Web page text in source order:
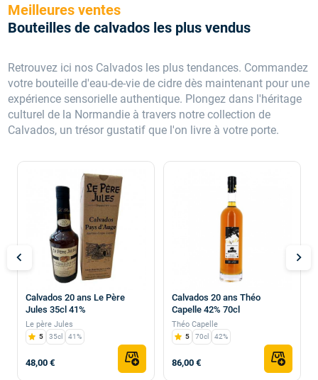
Meilleures ventes
Bouteilles de calvados les plus vendus
Retrouvez ici nos Calvados les plus tendances. Commandez
votre bouteille d'eau-de-vie de cidre dès maintenant pour une
expérience sensorielle authentique. Plongez dans l'héritage
culturel de la Normandie à travers notre collection de
Calvados, un trésor gustatif que l'on livre à votre porte.
Calvados 20 ans Le Père
Jules 35cl 41%
Le père Jules
5 35cl 41%
48,00 €
Calvados 20 ans Théo
Capelle 42% 70cl
Théo Capelle
5 70cl 42%
86,00 €
chevron_left chevron_right